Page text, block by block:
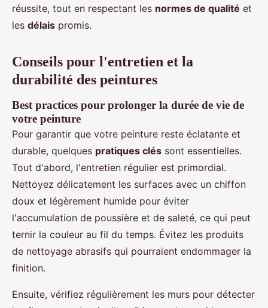
réussite, tout en respectant les normes de qualité et
les délais promis.
Conseils pour l'entretien et la
durabilité des peintures
Best practices pour prolonger la durée de vie de
votre peinture
Pour garantir que votre peinture reste éclatante et
durable, quelques pratiques clés sont essentielles.
Tout d'abord, l'entretien régulier est primordial.
Nettoyez délicatement les surfaces avec un chiffon
doux et légèrement humide pour éviter
l'accumulation de poussière et de saleté, ce qui peut
ternir la couleur au fil du temps. Évitez les produits
de nettoyage abrasifs qui pourraient endommager la
finition.
Ensuite, vérifiez régulièrement les murs pour détecter